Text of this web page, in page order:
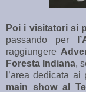
Poi i visitatori si
passando per
raggiungere
Foresta Indiana,
l’area dedicata
main show al